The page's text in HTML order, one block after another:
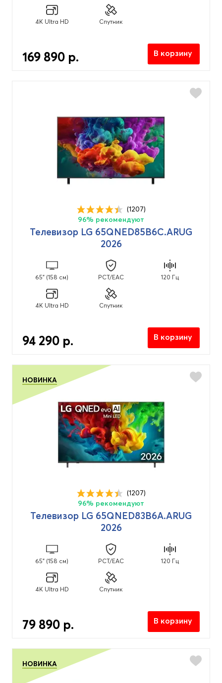
4K Ultra HD Спутник
169 890 р. В корзину
(1207)
96% рекомендуют
Телевизор LG 65QNED85B6C.ARUG
2026
65" (158 см) PCT/EAC 120 Гц
4K Ultra HD Спутник
94 290 р. В корзину
НОВИНКА
(1207)
96% рекомендуют
Телевизор LG 65QNED83B6A.ARUG
2026
65" (158 см) PCT/EAC 120 Гц
4K Ultra HD Спутник
79 890 р. В корзину
НОВИНКА